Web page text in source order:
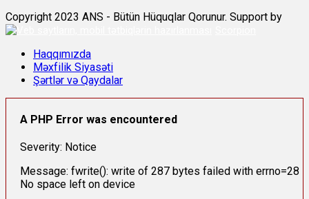
Copyright 2023 ANS - Bütün Hüquqlar Qorunur. Support by
Haqqımızda
Məxfilik Siyasəti
Şərtlər və Qaydalar
A PHP Error was encountered
Severity: Notice
Message: fwrite(): write of 287 bytes failed with errno=28
No space left on device